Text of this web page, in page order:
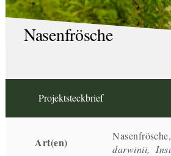
Nasenfrösche
Projektsteckbrief
Art(en)
darwinii,